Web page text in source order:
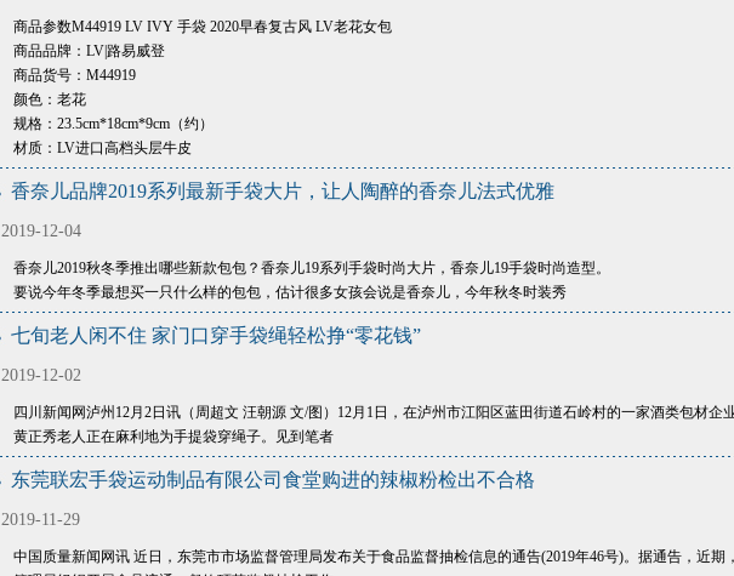
商品参数M44919 LV IVY 手袋 2020早春复古风 LV老花女包
商品品牌：LV|路易威登
商品货号：M44919
颜色：老花
规格：23.5cm*18cm*9cm（约）
材质：LV进口高档头层牛皮
香奈儿品牌2019系列最新手袋大片，让人陶醉的香奈儿法式优雅
2019-12-04
香奈儿2019秋冬季推出哪些新款包包？香奈儿19系列手袋时尚大片，香奈儿19手袋时尚造型。
要说今年冬季最想买一只什么样的包包，估计很多女孩会说是香奈儿，今年秋冬时装秀
七旬老人闲不住 家门口穿手袋绳轻松挣“零花钱”
2019-12-02
四川新闻网泸州12月2日讯（周超文 汪朝源 文/图）12月1日，在泸州市江阳区蓝田街道石岭村的一家酒类包材企
黄正秀老人正在麻利地为手提袋穿绳子。见到笔者
东莞联宏手袋运动制品有限公司食堂购进的辣椒粉检出不合格
2019-11-29
中国质量新闻网讯 近日，东莞市市场监督管理局发布关于食品监督抽检信息的通告(2019年46号)。据通告，近期